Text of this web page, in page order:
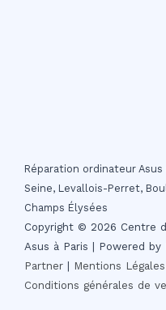
Réparation ordinateur
Seine, Levallois-Perret,
Champs Élysées
Copyright © 2026 Centre
Asus à Paris | Powered by
Partner | Mentions Légales
Conditions générales de